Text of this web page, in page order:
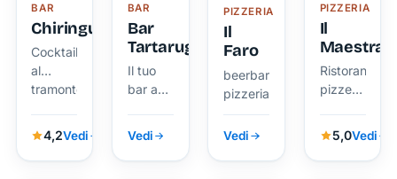
BAR
Chiringuito
Cocktail
al
tramonto
di Luna
4,2Vedi
BAR
Bar
Tartaruga
Il tuo
bar a
Vedi
PIZZERIA
Il
Faro
beerbar
pizzeria
Vedi
PIZZERIA
Il
Ristorante,
pizzeria
5,0Vedi